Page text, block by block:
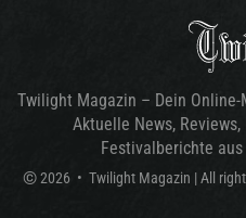
Twilight Magazin – Dein
Aktuelle News,
Festivalberichte
© 2026 • Twilight Magazin | All